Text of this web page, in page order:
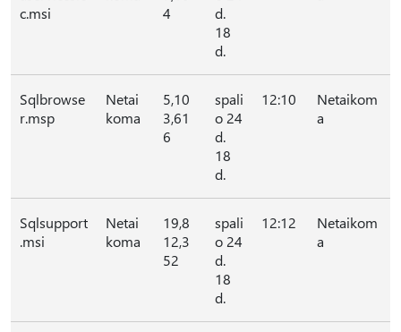
c.msi
4
d.
18
d.
Sqlbrowse
r.msp
Netai
koma
5,10
3,61
6
spali
o 24
d.
18
d.
12:10
Netaikom
a
Sqlsupport
.msi
Netai
koma
19,8
12,3
52
spali
o 24
d.
18
d.
12:12
Netaikom
a